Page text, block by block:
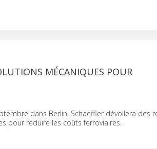
MÉCANIQUES POUR
dans Berlin, Schaeffler dévoilera des
pour réduire les coûts ferroviaires.